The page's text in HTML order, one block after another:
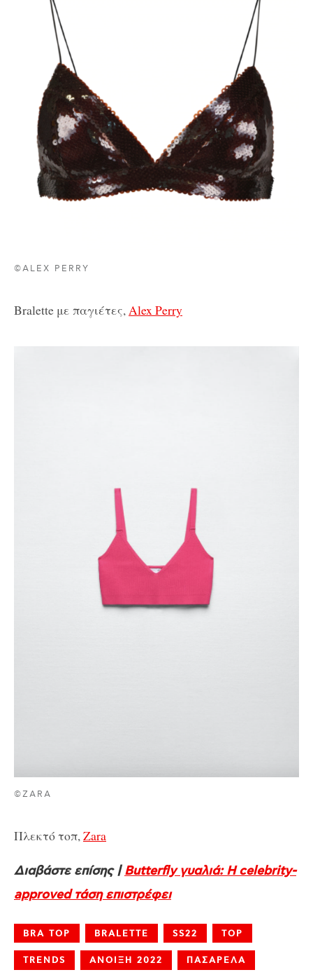
©ALEX PERRY
Bralette με παγιέτες,Alex Perry
©ZARA
Πλεκτό τοπ, Zara
Διαβάστε επίσης |Butterfly γυαλιά: Η celebrity-
approved τάση επιστρέφει
BRA TOP BRALETTE SS22 TOP
TRENDS ΑΝΟΙΞΗ 2022 ΠΑΣΑΡΕΛΑ